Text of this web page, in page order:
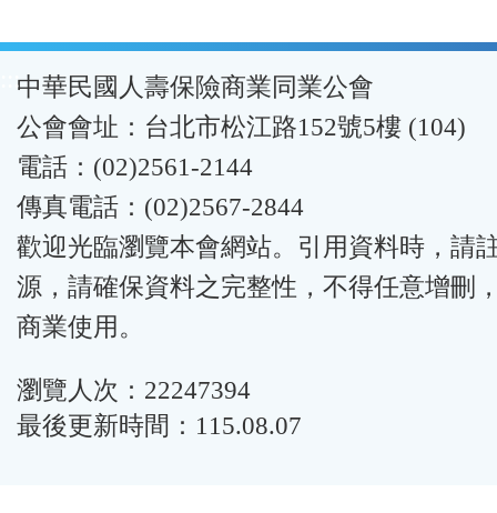
:::中華民國人壽保險商業同業公會
公會會址：台北市松江路152號5樓 (104)
電話：(02)2561-2144
傳真電話：(02)2567-2844
歡迎光臨瀏覽本會網站。引用資料時，請
源，請確保資料之完整性，不得任意增刪
商業使用。
瀏覽人次：22247394
最後更新時間：115.08.07